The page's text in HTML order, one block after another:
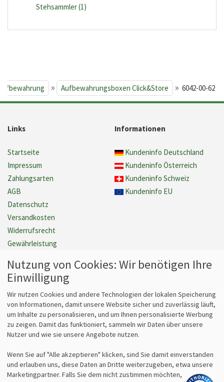
Stehsammler (1)
» Aufbewahrungsboxen Click&Store » 6042-00-62
Links
Startseite
Impressum
Zahlungsarten
AGB
Datenschutz
Versandkosten
Widerrufsrecht
Gewährleistung
Cookie Einstellungen verwalten
Vertrag widerrufen
Informationen
Kundeninfo Deutschland
Kundeninfo Österreich
Kundeninfo Schweiz
Kundeninfo EU
Fragen
Kontaktformular
Fragen zum Vertrieb?
info@lz-fachshop.de
Fragen zum Internetshop?
Kontakt
bits&paper GmbH
Sonnenstr. 6
85764 Oberschleißheim
Tel 089/315 70 30
Nutzung von Cookies: Wir benötigen Ihre
Einwilligung
Wir nutzen Cookies und andere Technologien der lokalen Speicherung
von Informationen, damit unsere Website sicher und zuverlässig läuft,
um Inhalte zu personalisieren, und um Ihnen personalisierte Werbung
zu zeigen. Damit das funktioniert, sammeln wir Daten über unsere
Nutzer und wie sie unsere Angebote nutzen.
Wenn Sie auf "Alle akzeptieren" klicken, sind Sie damit einverstanden
und erlauben uns, diese Daten an Dritte weiterzugeben, etwa unsere
Marketingpartner. Falls Sie dem nicht zustimmen möchten,